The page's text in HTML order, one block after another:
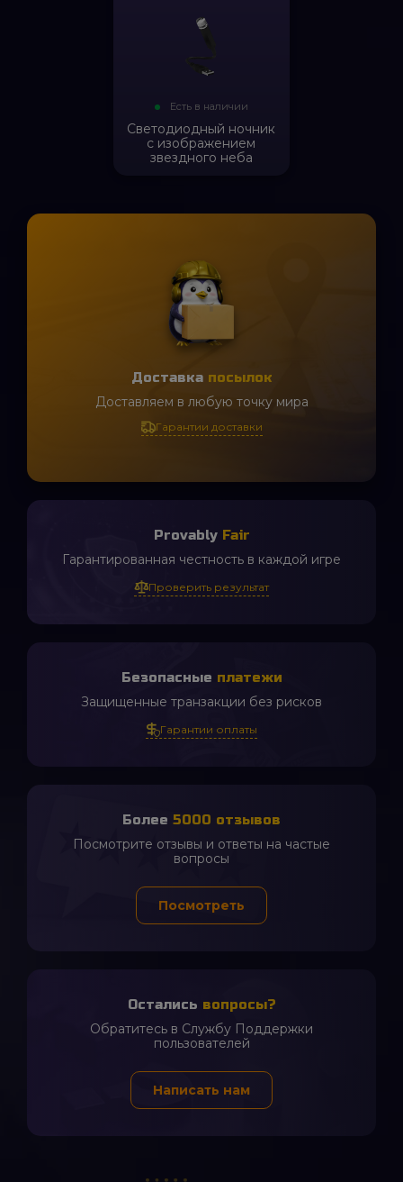
Есть в наличии
Светодиодный ночник
с изображением
звездного неба
Доставка посылок
Доставляем в любую точку мира
Гарантии доставки
Provably Fair
Гарантированная честность в каждой игре
Проверить результат
Безопасные платежи
Защищенные транзакции без рисков
Гарантии оплаты
Более 5000 отзывов
Посмотрите отзывы и ответы на частые
вопросы
Посмотреть
Остались вопросы?
Обратитесь в Службу Поддержки
пользователей
Написать нам
Использую для съёмки
Дима Шапошников
Материал качественный,
не тускнеет со временем
Рина Кавалёва
Многа крутых вещей
2 часа назад
Замечательный сайт